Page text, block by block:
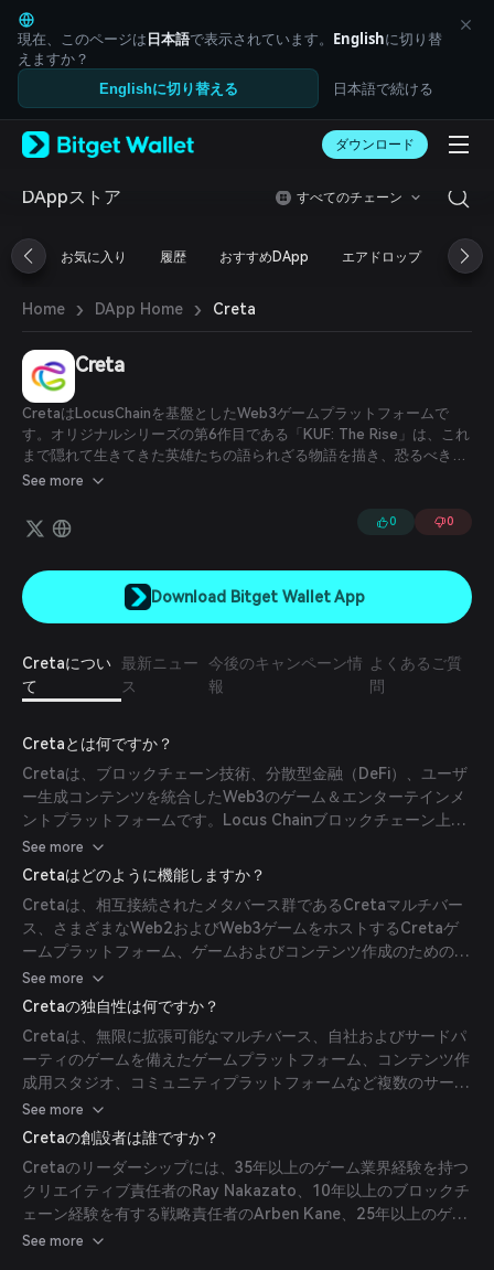
English
日本語
Tiếng Việt
Русский
Español (Latinoamérica)
Italiano
Deutsch
繁體中文
Português (Portugal)
ภาษาไทย
العربية
हिन्दी
Español
Português (Brasil)
Español (Argentina)
現在、このページは日本語で表示されています。 Englishに切り替
えますか？
Englishに切り替える 日本語で続ける
ダウンロード
DAppストア すべてのチェーン
お気に入り 履歴 おすすめDApp エアドロップ DeFi
Home › DApp Home › Creta
Creta
CretaはLocusChainを基盤としたWeb3ゲームプラットフォームで
す。オリジナルシリーズの第6作目である「KUF: The Rise」は、これ
まで隠れて生きてきた英雄たちの語られざる物語を描き、恐るべき敵
の波に立ち向かい再び戦う姿を描いています。
See more
0 0
Download Bitget Wallet App
Cretaについ
て
最新ニュー
ス
今後のキャンペーン情
報
よくあるご質
問
Cretaとは何ですか？
Cretaは、ブロックチェーン技術、分散型金融（DeFi）、ユーザ
ー生成コンテンツを統合したWeb3のゲーム＆エンターテインメ
ントプラットフォームです。Locus Chainブロックチェーン上に
構築されており、高品質なゲームのプレイ、コンテンツ作成、デ
ジタル資産の取引が可能なマルチバース体験を提供します。
See more
Cretaはどのように機能しますか？
Cretaは、相互接続されたメタバース群であるCretaマルチバー
ス、さまざまなWeb2およびWeb3ゲームをホストするCretaゲ
ームプラットフォーム、ゲームおよびコンテンツ作成のためのツ
ールを提供するCreta Studio、そしてCretaエコシステム全体を
つなぐWeb3コミュニティプラットフォームであるSuperClubの
主要コンポーネントを通じて運営されています。プラットフォー
ムは、Locus GameChain技術を活用し、サーバーレスゲームと
リアルタイムNFT作成を実現しています。
See more
Cretaの独自性は何ですか？
Cretaは、無限に拡張可能なマルチバース、自社およびサードパ
ーティのゲームを備えたゲームプラットフォーム、コンテンツ作
成用スタジオ、コミュニティプラットフォームなど複数のサービ
スを一体化したエコシステムとして際立っています。Locus
GameChain技術の活用により、サーバーレスゲーム体験とリア
ルタイムNFTミントを可能にし、ユーザーのエンゲージメントと
コンテンツ所有権を高めています。
See more
Cretaの創設者は誰ですか？
Cretaのリーダーシップには、35年以上のゲーム業界経験を持つ
クリエイティブ責任者のRay Nakazato、10年以上のブロックチ
ェーン経験を有する戦略責任者のArben Kane、25年以上のゲー
ム経験を持つ技術責任者のHyungoo Lee、25年以上のゲーム経
See more